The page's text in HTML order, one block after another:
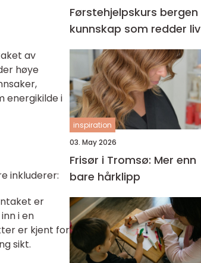
av
høye
energikilde i
inkluderer:
er
i en
er kjent for
sikt.
Førstehjelpskurs bergen
kunnskap som redder liv
inspiration
03. May 2026
Frisør i Tromsø: Mer enn
bare hårklipp